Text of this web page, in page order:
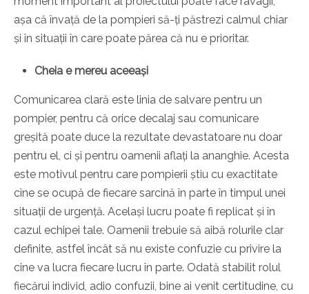
așa că învață de la pompieri să-ți păstrezi calmul chiar
și în situații în care poate părea că nu e prioritar.
Cheia e mereu aceeași
Comunicarea clară este linia de salvare pentru un
pompier, pentru că orice decalaj sau comunicare
greșită poate duce la rezultate devastatoare nu doar
pentru el, ci și pentru oamenii aflați la ananghie. Acesta
este motivul pentru care pompierii știu cu exactitate
cine se ocupă de fiecare sarcină în parte în timpul unei
situații de urgență. Același lucru poate fi replicat și în
cazul echipei tale. Oamenii trebuie să aibă rolurile clar
definite, astfel încât să nu existe confuzie cu privire la
cine va lucra fiecare lucru în parte. Odată stabilit rolul
fiecărui individ, adio confuzii, bine ai venit certitudine, cu